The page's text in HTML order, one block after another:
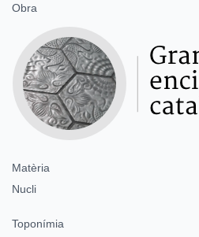
Obra
Matèria
Nucli
Toponímia